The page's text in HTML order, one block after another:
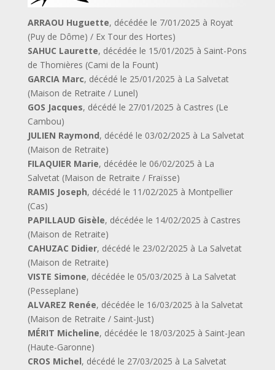
ARRAOU Huguette, décédée le 7/01/2025 à Royat
(Puy de Dôme) / Ex Tour des Hortes)
SAHUC Laurette, décédée le 15/01/2025 à Saint-Pons
de Thomières (Cami de la Fount)
GARCIA Marc, décédé le 25/01/2025 à La Salvetat
(Maison de Retraite / Lunel)
GOS Jacques, décédé le 27/01/2025 à Castres (Le
Cambou)
JULIEN Raymond, décédé le 03/02/2025 à La Salvetat
(Maison de Retraite)
FILAQUIER Marie, décédée le 06/02/2025 à La
Salvetat (Maison de Retraite / Fraïsse)
RAMIS Joseph, décédé le 11/02/2025 à Montpellier
(Cas)
PAPILLAUD Gisèle, décédée le 14/02/2025 à Castres
(Maison de Retraite)
CAHUZAC Didier, décédé le 23/02/2025 à La Salvetat
(Maison de Retraite)
VISTE Simone, décédée le 05/03/2025 à La Salvetat
(Pesseplane)
ALVAREZ Renée, décédée le 16/03/2025 à la Salvetat
(Maison de Retraite / Saint-Just)
MÉRIT Micheline, décédée le 18/03/2025 à Saint-Jean
(Haute-Garonne)
CROS Michel, décédé le 27/03/2025 à La Salvetat